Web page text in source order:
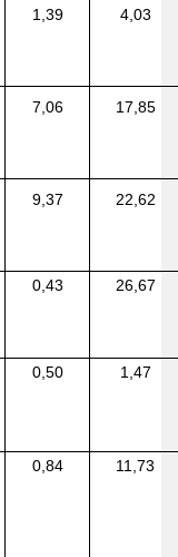
1,39 4,03
7,06 17,85
9,37 22,62
0,43 26,67
0,50 1,47
0,84 11,73